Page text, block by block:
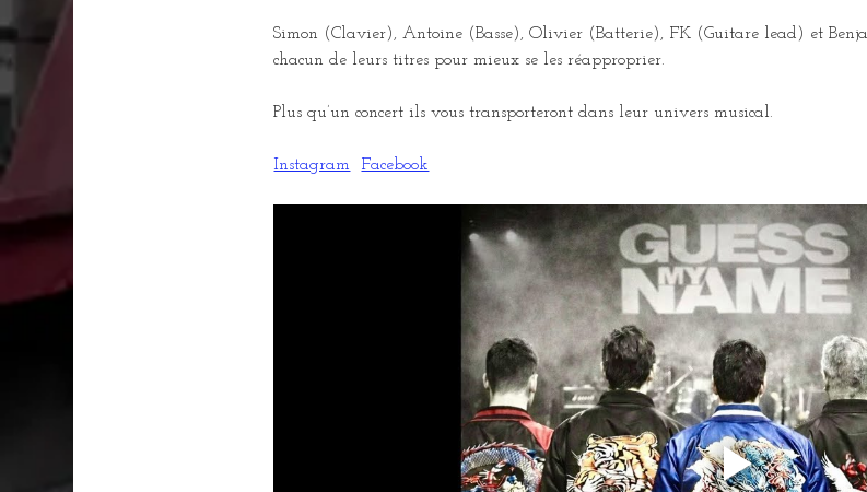
Simon (Clavier), Antoine (Basse), Olivier (Batterie), FK (Guitare lead) et
chacun de leurs titres pour mieux se les réapproprier.
Plus qu’un concert ils vous transporteront dans leur univers musical.
Instagram Facebook